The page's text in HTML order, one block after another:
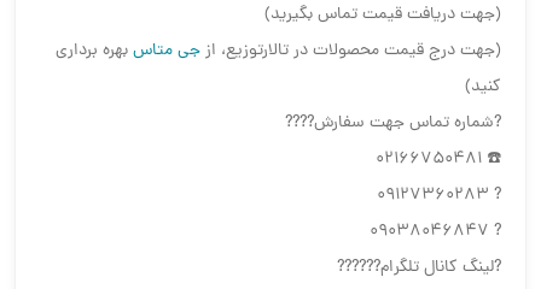
(جهت دریافت قیمت تماس بگیرید)
(جهت درج قیمت محصولات در تالارتوزیع، ازجی متاسبهره برداری
کنید)
?شماره تماس جهت سفارش????
☎️ 02166750481
? 09127360283
? 09038046847
?لینگ کانال تلگرام??????